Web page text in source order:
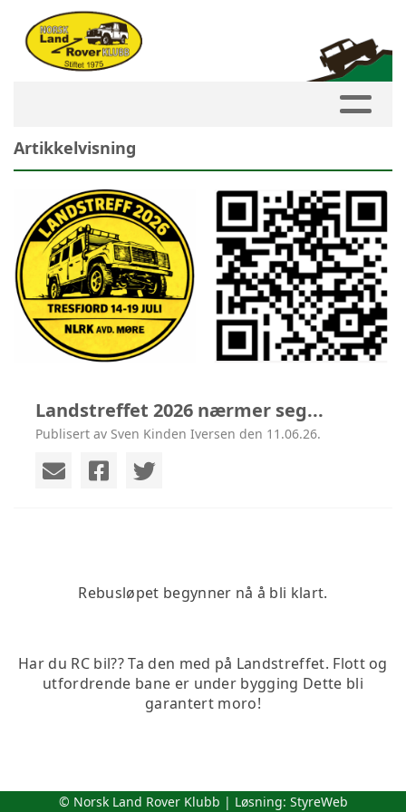
Artikkelvisning
Landstreffet 2026 nærmer seg...
Publisert av Sven Kinden Iversen den 11.06.26.
Rebusløpet begynner nå å bli klart.
Har du RC bil?? Ta den med på Landstreffet. Flott og
utfordrende bane er under bygging Dette bli
garantert moro!
© Norsk Land Rover Klubb | Løsning: StyreWeb